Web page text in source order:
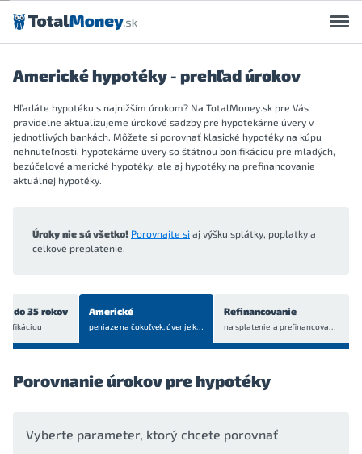
Preskočiť na obsah
Americké hypotéky - prehľad úrokov
Hľadáte hypotéku s najnižším úrokom? Na TotalMoney.sk pre Vás
pravidelne aktualizujeme úrokové sadzby pre hypotekárne úvery v
jednotlivých bankách. Môžete si porovnať klasické hypotéky na kúpu
nehnuteľnosti, hypotekárne úvery so štátnou bonifikáciou pre mladých,
bezúčelové americké hypotéky, ale aj hypotéky na prefinancovanie
aktuálnej hypotéky.
Úroky nie sú všetko! Porovnajte si aj výšku splátky, poplatky a
celkové preplatenie.
do 35 rokov Americké
peniaze na čokoľvek, úver jekrytý bytom alebo domom
Refinancovanie
na splatenie a prefinancovanie
Porovnanie úrokov pre hypotéky
Vyberte parameter, ktorý chcete porovnať